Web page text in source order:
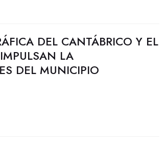
DEL CANTÁBRICO Y EL
LA
DEL MUNICIPIO